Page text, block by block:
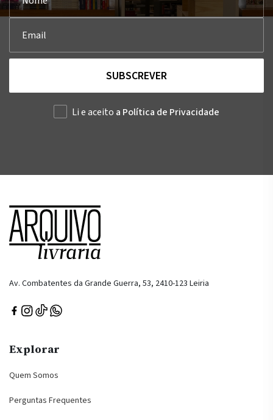
SUBSCREVER
Li e aceito a Política de Privacidade
Av. Combatentes da Grande Guerra, 53, 2410-123 Leiria
Explorar
Quem Somos
Perguntas Frequentes